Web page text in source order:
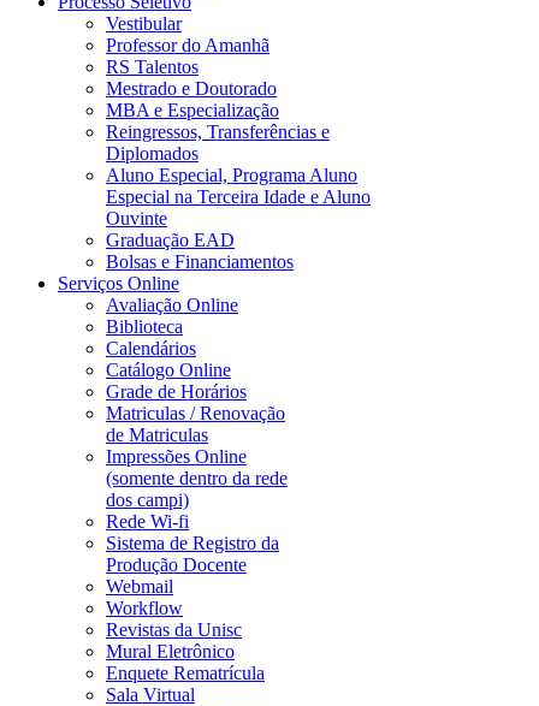
Vestibular
Professor do Amanhã
RS Talentos
Mestrado e Doutorado
MBA e Especialização
Reingressos, Transferências e
Diplomados
Aluno Especial, Programa Aluno
Especial na Terceira Idade e Aluno
Ouvinte
Graduação EAD
Bolsas e Financiamentos
Serviços Online
Avaliação Online
Biblioteca
Calendários
Catálogo Online
Grade de Horários
Matriculas / Renovação
de Matriculas
Impressões Online
(somente dentro da rede
dos campi)
Rede Wi-fi
Sistema de Registro da
Produção Docente
Webmail
Workflow
Revistas da Unisc
Mural Eletrônico
Enquete Rematrícula
Sala Virtual